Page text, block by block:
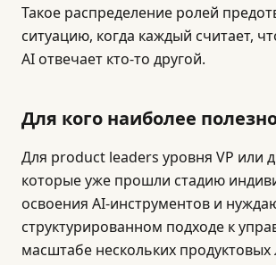
Такое распределение ролей
ситуацию, когда каждый считает,
AI отвечает кто-то другой.
Для кого наиболее
Для product leaders уровня VP или
которые уже прошли стадию
освоения AI-инструментов и
структурированном подходе к
масштабе нескольких продуктовых